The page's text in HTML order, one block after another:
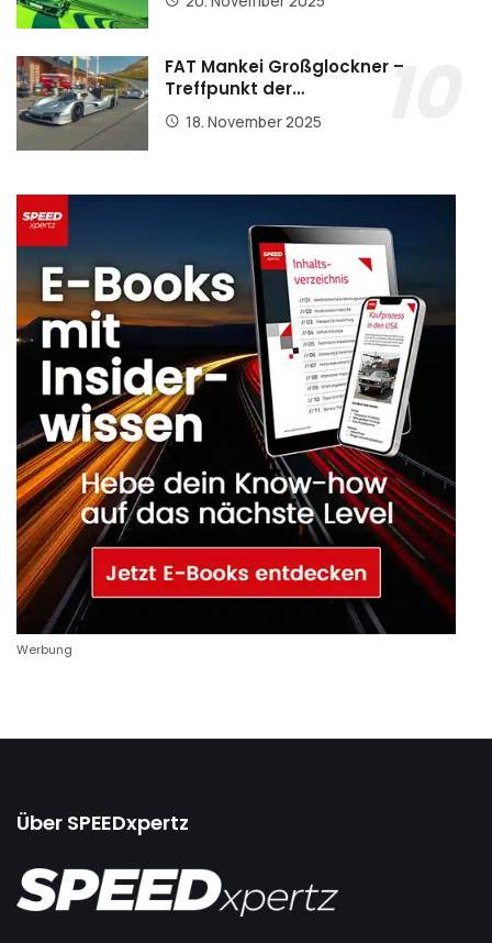
FAT Mankei Großglockner –
Treffpunkt der…
18. November 2025
Werbung
Über SPEEDxpertz